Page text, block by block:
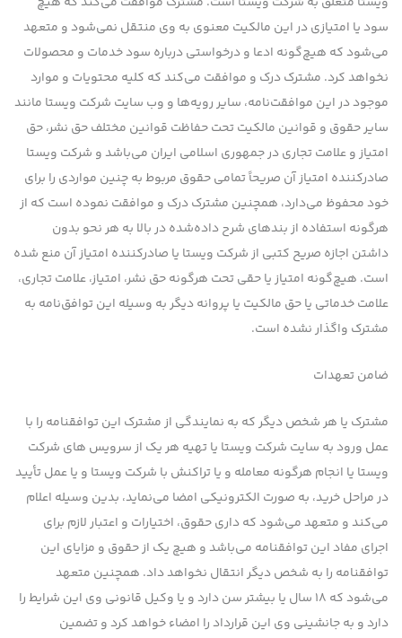
سود یا امتیازی در این مالكیت معنوی به وی منتقل نمی‌شود و متعهد
می‌شود كه هیچ‌گونه ادعا و درخواستی درباره سود خدمات و محصولات
نخواهد كرد. مشترك درك و موافقت می‌کند كه كلیه محتویات و موارد
موجود در این موافقت‌نامه، سایر رویه‌ها و وب سایت شرکت ویستا مانند
سایر حقوق و قوانین مالكیت تحت حفاظت قوانین مختلف حق نشر، حق
امتیاز و علامت تجاری در جمهوری اسلامی ایران می‌باشد و شرکت ویستا
صادرکننده امتیاز آن صریحاً تمامی حقوق مربوط به چنین مواردی را برای
خود محفوظ می‌دارد، همچنین مشترك درك و موافقت نموده است كه از
هرگونه استفاده از بندهای شرح داده‌شده در بالا به هر نحو بدون
داشتن اجازه صریح كتبی از شرکت ویستا یا صادركننده امتیاز آن منع شده
است. هیچ‌گونه امتیاز یا حقی تحت هرگونه حق نشر، امتیاز، علامت تجاری،
علامت خدماتی یا حق مالكیت یا پروانه دیگر به وسیله این توافق‌نامه به
مشترك واگذار نشده است.
ضامن تعهدات
مشترك یا هر شخص دیگر كه به نمایندگی از مشترک این توافقنامه را با
عمل ورود به سایت شرکت ویستا یا تهیه هر یک از سرویس های شرکت
ویستا یا انجام هرگونه معامله و یا تراکنش با شرکت ویستا و یا عمل تأیید
در مراحل خرید، به صورت الكترونیكی امضا می‌نماید، بدین وسیله اعلام
می‌كند و متعهد می‌شود كه داری حقوق، اختیارات و اعتبار لازم برای
اجرای مفاد این توافقنامه می‌باشد و هیچ‌ یك از حقوق و مزایای این
توافقنامه را به شخص دیگر انتقال نخواهد داد. همچنین متعهد
می‌شود كه ۱۸ سال یا بیشتر سن دارد و یا وكیل قانونی وی این شرایط را
دارد و به جانشینی وی این قرارداد را امضاء خواهد كرد و تضمین